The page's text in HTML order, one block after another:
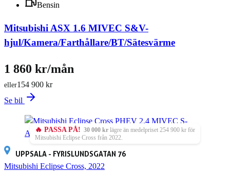
Bensin
Mitsubishi ASX 1.6 MIVEC S&V-
hjul/Kamera/Farthållare/BT/Sätesvärme
154 900 kr
eller
1 860 kr/mån
Se bil
🔥 PASSA PÅ! 30 000 kr lägre än medelpriset 254 900 kr för
Mitsubishi Eclipse Cross från 2022.
UPPSALA - FYRISLUNDSGATAN 76
Mitsubishi Eclipse Cross, 2022